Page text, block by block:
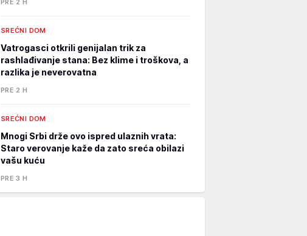
PRE 2 H
SREĆNI DOM
Vatrogasci otkrili genijalan trik za
rashlađivanje stana: Bez klime i troškova, a
razlika je neverovatna
PRE 2 H
SREĆNI DOM
Mnogi Srbi drže ovo ispred ulaznih vrata:
Staro verovanje kaže da zato sreća obilazi
vašu kuću
PRE 3 H